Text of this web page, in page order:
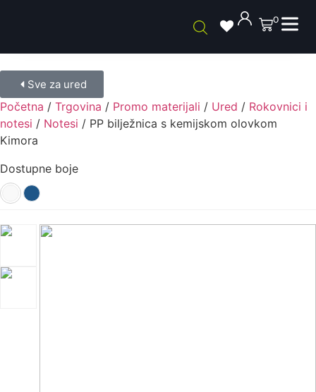
0
Sve za ured
Početna / Trgovina / Promo materijali / Ured / Rokovnici i
notesi / Notesi / PP bilježnica s kemijskom olovkom
Kimora
Dostupne boje